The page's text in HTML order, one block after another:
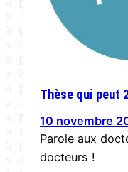
Thèse qui peut
10 novembre
Parole aux
docteurs !